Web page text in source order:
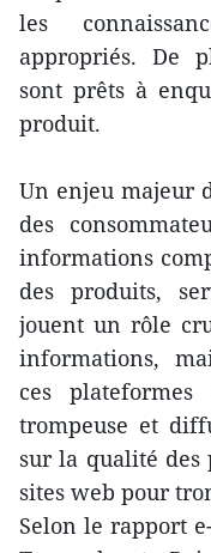
les
appropriés. De
sont prêts à
produit.
Un enjeu majeur
des
informations
des produits,
jouent un rôle
informations,
ces
trompeuse et
sur la qualité des
sites web pour
Selon le rapport